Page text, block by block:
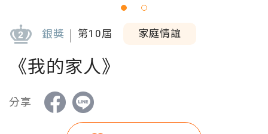
銀獎 第10屆 家庭情誼
《我的家人》
分享